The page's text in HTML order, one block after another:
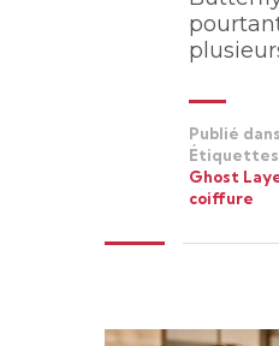
Publié
Étiquettes
Ghost
coiffure